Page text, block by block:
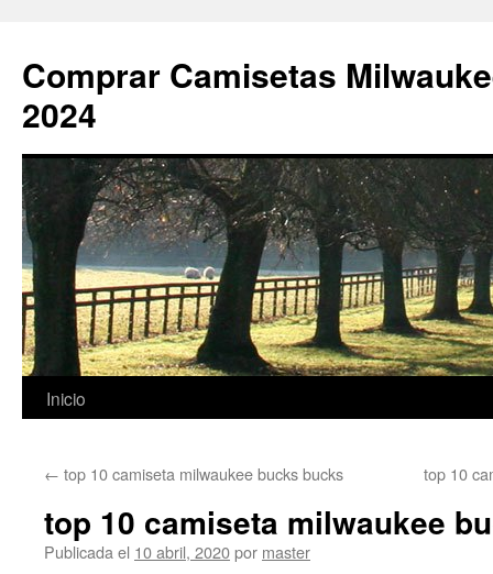
Comprar Camisetas
2024
Saltar
contenido
Inicio
← top 10 camiseta milwaukee bucks bucks top 10
top 10 camiseta milwaukee
Publicada el 10 abril, 2020por master